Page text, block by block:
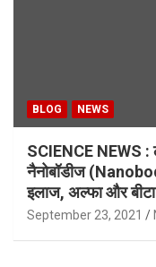
BLOG NEWS
SCIENCE NEWS :
नैनोबॉडीज
इलाज, अल्फा और बीटा
September 23, 2021